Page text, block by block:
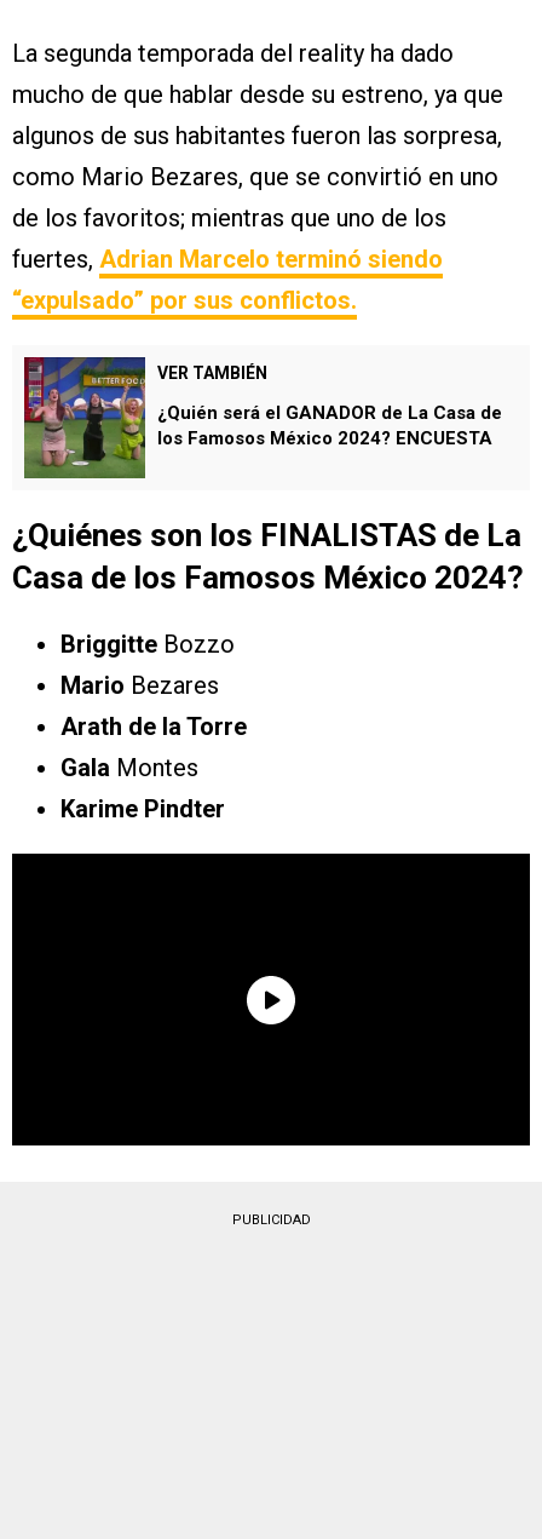
La segunda temporada del reality ha dado
mucho de que hablar desde su estreno, ya que
algunos de sus habitantes fueron las sorpresa,
como Mario Bezares, que se convirtió en uno
de los favoritos; mientras que uno de los
fuertes, Adrian Marcelo terminó siendo
“expulsado” por sus conflictos.
VER TAMBIÉN
¿Quién será el GANADOR de La Casa de
los Famosos México 2024? ENCUESTA￼
¿Quiénes son los FINALISTAS de La
Casa de los Famosos México 2024?
Briggitte Bozzo
Mario Bezares
Arath de la Torre
Gala Montes
Karime Pindter
PUBLICIDAD